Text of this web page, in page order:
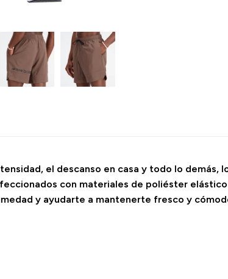
el descanso en casa y todo lo demás,
con materiales de poliéster
y ayudarte a mantenerte fresco y